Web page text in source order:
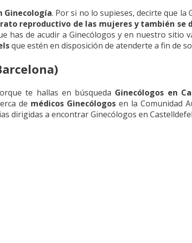
Ginecología. Por si no lo supieses, decirte que la
reproductivo de las mujeres y también se
has de acudir a Ginecólogos y en nuestro sitio
que estén en disposición de atenderte a fin de
te hallas en búsqueda Ginecólogos en
de médicos Ginecólogosen la Comunidad
dirigidas a encontrar Ginecólogos en